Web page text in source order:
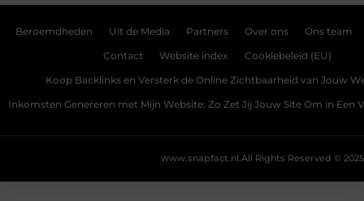
Beroemdheden Uit de Media Partners Over ons Ons team
Contact Website index Cookiebeleid (EU)
Koop Backlinks en Versterk de Online Zichtbaarheid van Jouw
Inkomsten Genereren met Mijn Website: Zo Zet Jij Jouw Site Om in Een
All Rights Reserved © 2025
www.snapfact.nl.